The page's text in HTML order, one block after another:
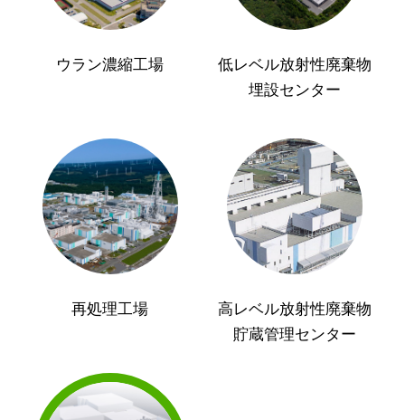
ウラン濃縮工場
低レベル放射性廃棄物
埋設センター
再処理工場
高レベル放射性廃棄物
貯蔵管理センター